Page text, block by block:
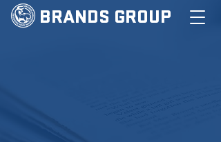
BRANDS GROUP